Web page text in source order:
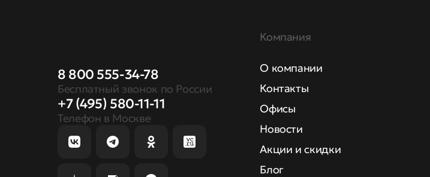
8 800 555-34-78
Бесплатный звонок по России
+7 (495) 580-11-11
Телефон в Москве
Компания
О компании
Контакты
Офисы
Новости
Акции и скидки
Блог